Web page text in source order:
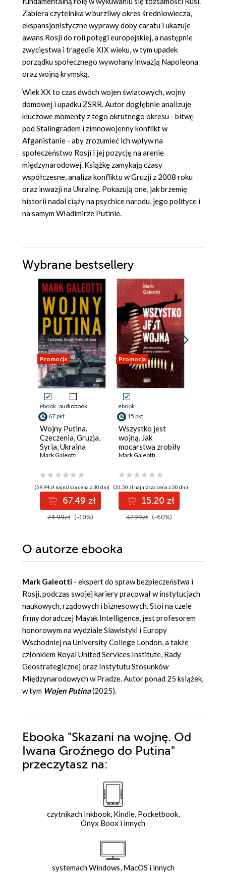
Zabiera czytelnika w burzliwy okres średniowiecza,
ekspansjonistyczne wyprawy doby caratu i ukazuje
awans Rosji do roli potęgi europejskiej, a następnie
zwycięstwa i tragedie XIX wieku, w tym upadek
porządku społecznego wywołany inwazją Napoleona
oraz wojną krymską.
Wiek XX to czas dwóch wojen światowych, wojny
domowej i upadku ZSRR. Autor dogłębnie analizuje
kluczowe momenty z tego okrutnego okresu - bitwę
pod Stalingradem i zimnowojenny konflikt w
Afganistanie - aby zrozumieć ich wpływ na
społeczeństwo Rosji i jej pozycję na arenie
międzynarodowej. Książkę zamykają czasy
współczesne, analiza konfliktu w Gruzji z 2008 roku
oraz inwazji na Ukrainę. Pokazują one, jak brzemię
historii nadal ciąży na psychice narodu, jego polityce i
na samym Władimirze Putinie.
Wybrane bestsellery
Promocja
ebook audiobook
67 pkt
Wojny Putina.
Czeczenia, Gruzja,
Syria, Ukraina
Mark Galeotti
(59,94 zł najniższa cena z 30 dni)
67.49 zł
74.99zł (-10%)
Promocja
ebook
15 pkt
Wszystko jest
wojną. Jak
mocarstwa zrobiły
z ciebie broń
Mark Galeotti
(31,50 zł najniższa cena z 30 dni)
15.20 zł
37.99zł (-60%)
O autorze ebooka
Mark Galeotti - ekspert do spraw bezpieczeństwa i
Rosji, podczas swojej kariery pracował w instytucjach
naukowych, rządowych i biznesowych. Stoi na czele
firmy doradczej Mayak Intelligence, jest profesorem
honorowym na wydziale Slawistyki i Europy
Wschodniej na University College London, a także
członkiem Royal United Services Institute, Rady
Geostrategicznej oraz Instytutu Stosunków
Międzynarodowych w Pradze. Autor ponad 25 książek,
w tym Wojen Putina(2025).
Ebooka "Skazani na wojnę. Od
Iwana Groźnego do Putina"
przeczytasz na:
czytnikach Inkbook, Kindle, Pocketbook,
Onyx Boox i innych
systemach Windows, MacOS i innych